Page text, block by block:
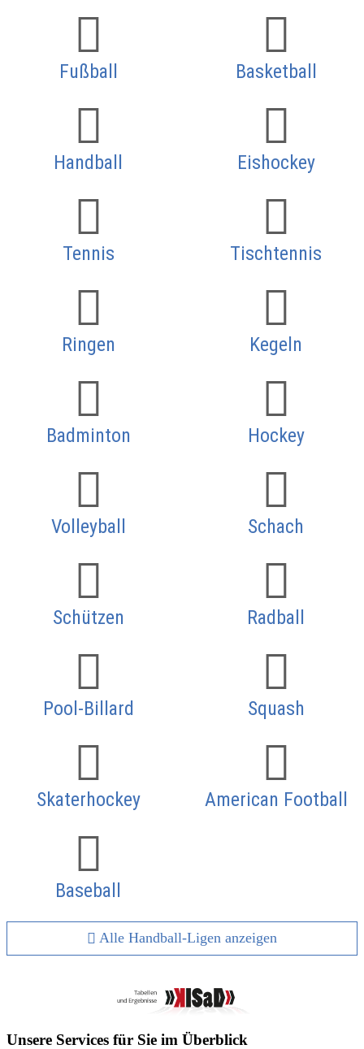
Fußball Basketball
Handball Eishockey
Tennis Tischtennis
Ringen Kegeln
Badminton Hockey
Volleyball Schach
Schützen Radball
Pool-Billard Squash
Skaterhockey American Football
Baseball
Alle Handball-Ligen anzeigen
Unsere Services für Sie im Überblick